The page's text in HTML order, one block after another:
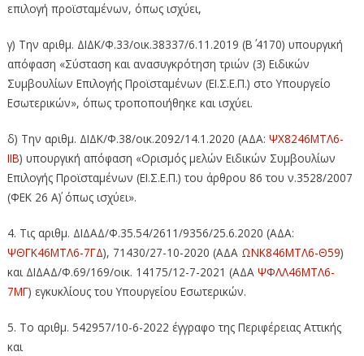
επιλογή προϊσταμένων, όπως ισχύει,
γ) Την αριθμ. ΔΙΔΚ/Φ.33/οικ.38337/6.11.2019 (Β΄ 4170) υπουργική
απόφαση «Σύσταση και ανασυγκρότηση τριών (3) Ειδικών
Συμβουλίων Επιλογής Προϊσταμένων (ΕΙ.Σ.Ε.Π.) στο Υπουργείο
Εσωτερικών», όπως τροποποιήθηκε και ισχύει.
δ) Την αριθμ. ΔΙΔΚ/Φ.38/οικ.2092/14.1.2020 (ΑΔΑ: ΨΧ8246ΜΤΛ6-
ΙΙΒ) υπουργική απόφαση «Ορισμός μελών Ειδικών Συμβουλίων
Επιλογής Προϊσταμένων (ΕΙ.Σ.Ε.Π.) του άρθρου 86 του ν.3528/2007
(ΦΕΚ 26 Α΄) όπως ισχύει».
4. Τις αριθμ. ΔΙΔΑΔ/Φ.35.54/2611/9356/25.6.2020 (ΑΔΑ:
ΨΘΓΚ46ΜΤΛ6-7ΓΔ), 71430/27-10-2020 (ΑΔΑ ΩΝΚ846ΜΤΛ6-Θ59)
και ΔΙΔΑΔ/Φ.69/169/οικ. 14175/12-7-2021 (ΑΔΑ ΨΦΛΛ46ΜΤΛ6-
7ΜΓ) εγκυκλίους του Υπουργείου Εσωτερικών.
5. Το αριθμ. 542957/10-6-2022 έγγραφο της Περιφέρειας Αττικής
και